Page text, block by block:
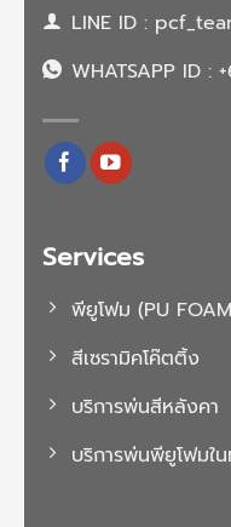
LINE ID :
WHATSAPP ID :
Services
พียูโฟม (PU
สีเซรามิคโค๊ตติ้ง
บริการพ่นสีหลังคา
บริการพ่นพียูโฟมใ